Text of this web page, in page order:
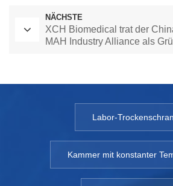
NÄCHSTE
XCH Biomedical trat der
MAH Industry Alliance als
Labor-
Kammer mit konstanter